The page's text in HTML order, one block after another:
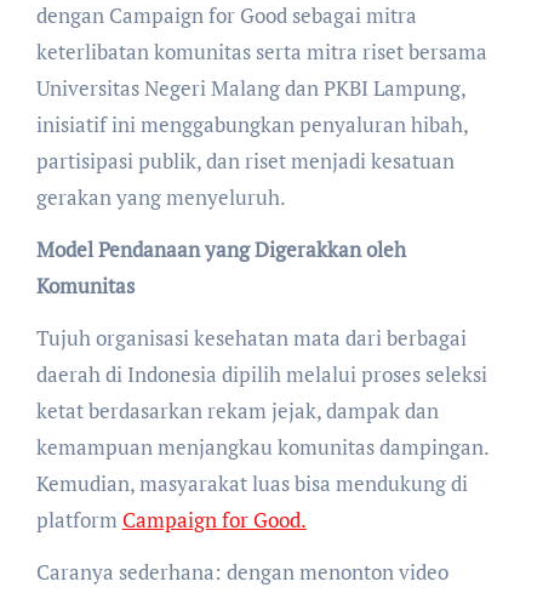
dengan Campaign for Good sebagai mitra
keterlibatan komunitas serta mitra riset bersama
Universitas Negeri Malang dan PKBI Lampung,
inisiatif ini menggabungkan penyaluran hibah,
partisipasi publik, dan riset menjadi kesatuan
gerakan yang menyeluruh.
Model Pendanaan yang Digerakkan oleh
Komunitas
Tujuh organisasi kesehatan mata dari berbagai
daerah di Indonesia dipilih melalui proses seleksi
ketat berdasarkan rekam jejak, dampak dan
kemampuan menjangkau komunitas dampingan.
Kemudian, masyarakat luas bisa mendukung di
platform Campaign for Good.
Caranya sederhana: dengan menonton video